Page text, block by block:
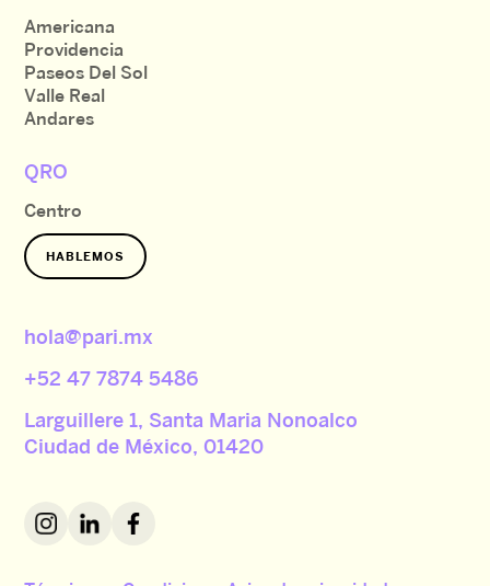
Americana
Providencia
Paseos Del Sol
Valle Real
Andares
QRO
Centro
HABLEMOS
hola@pari.mx
+52 47 7874 5486
Larguillere 1, Santa Maria Nonoalco
Ciudad de México, 01420